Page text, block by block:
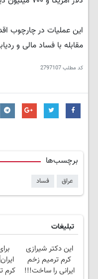
این عملیات در چارچوب
مقابله با فساد مالی و
کد مطلب2797107
برچسب‌ها
عراق فساد
تبلیغات
این دکتر شیرازی
کرم ترمیم زخم
ایرانی را ساخت!!!